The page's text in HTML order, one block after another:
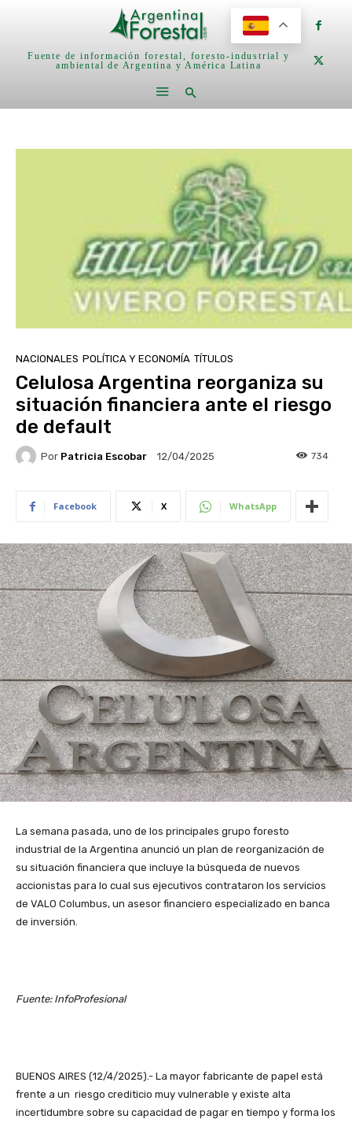
Fuente de información forestal, foresto-industrial y
ambiental de Argentina y América Latina
NACIONALES POLÍTICA Y ECONOMÍA TÍTULOS
Celulosa Argentina reorganiza su
situación financiera ante el riesgo
de default
Por Patricia Escobar 12/04/2025 734
Facebook X WhatsApp
La semana pasada, uno de los principales grupo foresto
industrial de la Argentina anunció un plan de reorganización de
su situación financiera que incluye la búsqueda de nuevos
accionistas para lo cual sus ejecutivos contrataron los servicios
de VALO Columbus, un asesor financiero especializado en banca
de inversión.
Fuente: InfoProfesional
BUENOS AIRES (12/4/2025).- La mayor fabricante de papel está
frente a un riesgo crediticio muy vulnerable y existe alta
incertidumbre sobre su capacidad de pagar en tiempo y forma los